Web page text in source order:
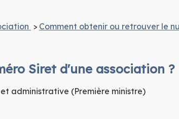
> Comment obtenir ou retrouver le
Siret d'une association ?
administrative (Première ministre)